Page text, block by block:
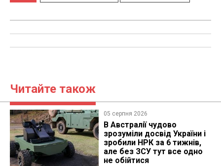
Читайте також
05 серпня 2026
В Австралії чудово
зрозуміли досвід України і
зробили НРК за 6 тижнів,
але без ЗСУ тут все одно
не обійтися